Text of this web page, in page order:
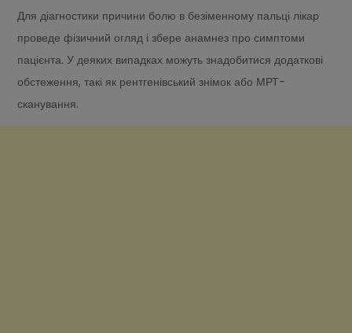
Для діагностики причини болю в безіменному пальці лікар
проведе фізичний огляд і збере анамнез про симптоми
пацієнта. У деяких випадках можуть знадобитися додаткові
обстеження, такі як рентгенівський знімок або МРТ-
сканування.